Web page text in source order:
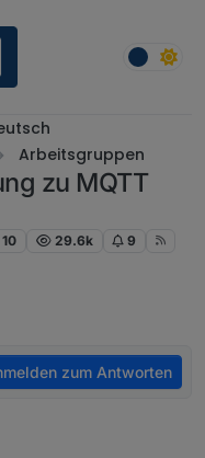
Arbeitsgruppen
zu MQTT
10 29.6k 9
zum Antworten